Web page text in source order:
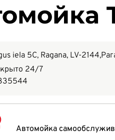
iela 5C, Ragana, LV-2144,
24/7
Автомойка